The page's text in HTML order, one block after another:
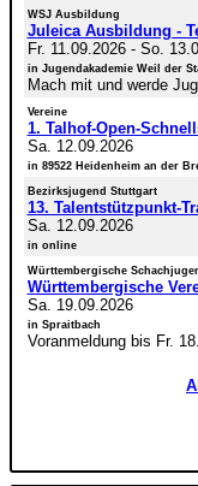
WSJ Ausbildung
Juleica Ausbildung -
Fr. 11.09.2026- So.
in Jugendakademie Weil der
Mach mit und werde
Vereine
1. Talhof-Open-
Sa. 12.09.2026
in 89522 Heidenheim an der
Bezirksjugend Stuttgart
13. Talentstützpunkt-
Sa. 12.09.2026
in online
Württembergische
Württembergische
Sa. 19.09.2026
in Spraitbach
Voranmeldung bis Fr.